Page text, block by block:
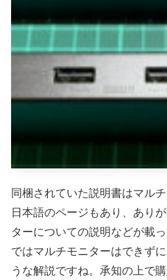
同梱されていた説明書はマル
日本語のページもあり、あり
ターについての説明などが載
ではマルチモニターはできず
うな解説ですね。承知の上で購